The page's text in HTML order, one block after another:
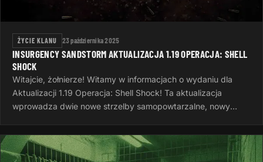
ŻYCIE KLANU 23 października 2025
INSURGENCY SANDSTORM AKTUALIZACJA 1.19 OPERACJA: SHELL
SHOCK
Witajcie, żołnierze! Witamy w informacjach o wydaniu dla
Aktualizacji 1.19 Operacja: Shell Shock! Ta aktualizacja
wprowadza dwie nowe strzelby samopowtarzalne, nowy